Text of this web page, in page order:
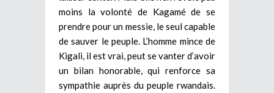
moins la volonté de Kagamé de se
prendre pour un messie, le seul capable
de sauver le peuple. L’homme mince de
Kigali, il est vrai, peut se vanter d’avoir
un bilan honorable, qui renforce sa
sympathie auprès du peuple rwandais.